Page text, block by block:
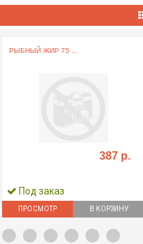
РЫБНЫЙ ЖИР 75 ...
387 р.
Под заказ
ПРОСМОТР В КОРЗИНУ